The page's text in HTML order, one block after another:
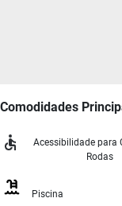
Comodidades
Acessibilidade para
Rodas
Piscina